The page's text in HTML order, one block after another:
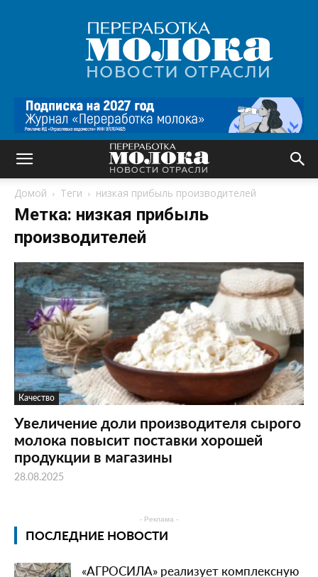
Переработка
молока
|
Новости
Домой Теги низкая прибыль производителей
Метка: низкая прибыль
производителей
Качество
Увеличение доли производителя сырого
молока повысит поставки хорошей
продукции в магазины
28.08.2025
- Реклама -
ПОСЛЕДНИЕ НОВОСТИ
«АГРОСИЛА» реализует комплексную